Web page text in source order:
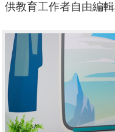
供教育工作者自由編